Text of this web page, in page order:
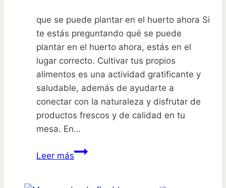
que se puede plantar en el huerto ahora Si
te estás preguntando qué se puede
plantar en el huerto ahora, estás en el
lugar correcto. Cultivar tus propios
alimentos es una actividad gratificante y
saludable, además de ayudarte a
conectar con la naturaleza y disfrutar de
productos frescos y de calidad en tu
mesa. En…
Leer másQué